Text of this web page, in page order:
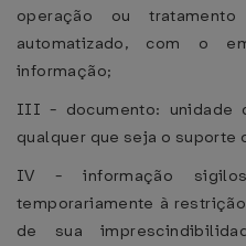
operação ou
automatizado, com o
informação;
III - documento: unidade
qualquer que seja o suporte
IV - informação
temporariamente à
de sua